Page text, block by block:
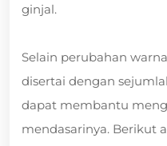
ginjal.
Selain perubahan
disertai dengan
dapat membantu
mendasarinya. Berikut